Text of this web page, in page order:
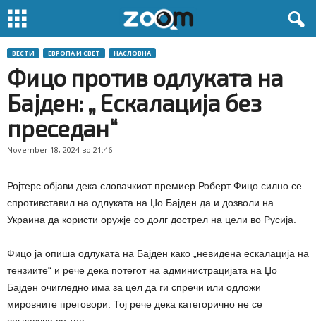
ВЕСТИ ЕВРОПА И СВЕТ НАСЛОВНА
Фицо против одлуката на
Бајден: „ Ескалација без
преседан“
November 18, 2024 во 21:46
Ројтерс објави дека словачкиот премиер Роберт Фицо силно се
спротивставил на одлуката на Џо Бајден да и дозволи на
Украина да користи оружје со долг дострел на цели во Русија.
Фицо ја опиша одлуката на Бајден како „невидена ескалација на
тензиите“ и рече дека потегот на администрацијата на Џо
Бајден очигледно има за цел да ги спречи или одложи
мировните преговори. Тој рече дека категорично не се